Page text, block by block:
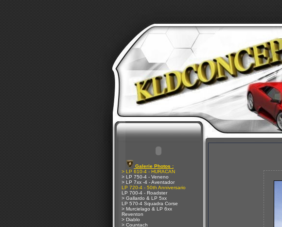
Galerie Photos :
> LP 610-4 - HURACAN
> LP 750-4 - Veneno
> LP 7xx -4 - Aventador
LP 720-4 - 50th Anniversario
LP 700-4 - Roadster
> Gallardo & LP 5xx
LP 570-4 Squadra Corse
> Murcielago & LP 6xx
Reventon
> Diablo
> Countach